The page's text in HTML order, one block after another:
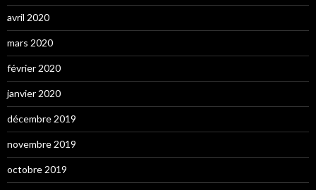
avril 2020
mars 2020
février 2020
janvier 2020
décembre 2019
novembre 2019
octobre 2019